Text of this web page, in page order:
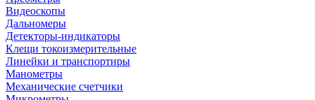
Видеоскопы
Дальномеры
Детекторы-индикаторы
Клещи токоизмерительные
Линейки и транспортиры
Манометры
Механические счетчики